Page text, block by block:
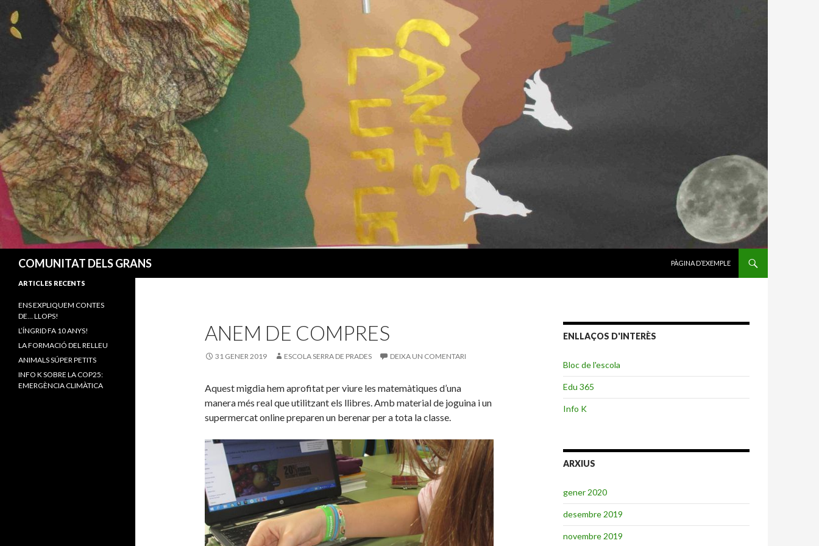
COMUNITAT DELS GRANS
PÀGINA D’EXEMPLE
ANEM DE COMPRES
31 GENER 2019 ESCOLA SERRA DE PRADES DEIXA UN COMENTARI
Aquest migdia hem aprofitat per viure les matemàtiques d’una
manera més real que utilitzant els llibres. Amb material de joguina i un
supermercat online preparen un berenar per a tota la classe.
ENLLAÇOS D'INTERÈS
Bloc de l'escola
Edu 365
Info K
ARXIUS
gener 2020
desembre 2019
novembre 2019
ARTICLES RECENTS
ENS EXPLIQUEM CONTES
DE… LLOPS!
L’ÍNGRID FA 10 ANYS!
LA FORMACIÓ DEL RELLEU
ANIMALS SÚPER PETITS
INFO K SOBRE LA COP25:
EMERGÈNCIA CLIMÀTICA